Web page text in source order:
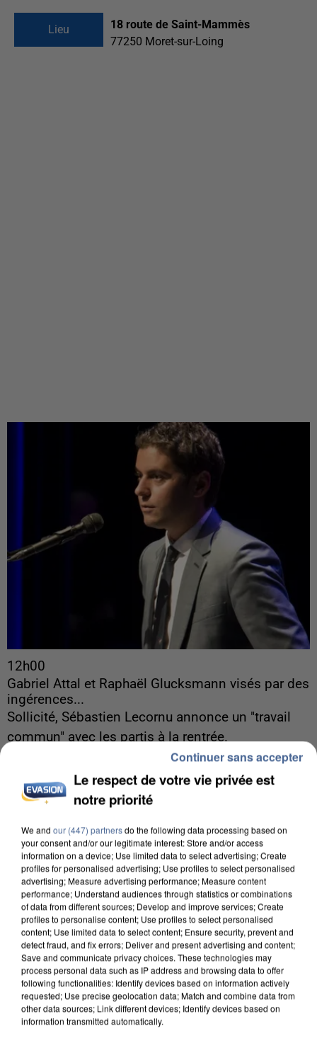
Lieu
18 route de Saint-Mammès
77250 Moret-sur-Loing
12h00
Gabriel Attal et Raphaël Glucksmann visés par des
ingérences...
Sollicité, Sébastien Lecornu annonce un "travail
commun" avec les partis à la rentrée.
7h56
Une touriste de l’Oise emportée par une coulée de
boue en Haute-Savoie
Le respect de votre vie privée est
notre priorité
We and our (447) partnersdo the following data processing based on
your consent and/or our legitimate interest: Store and/or access
information on a device; Use limited data to select advertising; Create
profiles for personalised advertising; Use profiles to select personalised
advertising; Measure advertising performance; Measure content
performance; Understand audiences through statistics or combinations
of data from different sources; Develop and improve services; Create
profiles to personalise content; Use profiles to select personalised
content; Use limited data to select content; Ensure security, prevent and
detect fraud, and fix errors; Deliver and present advertising and content;
Save and communicate privacy choices. These technologies may
process personal data such as IP address and browsing data to offer
following functionalities: Identify devices based on information actively
requested; Use precise geolocation data; Match and combine data from
other data sources; Link different devices; Identify devices based on
information transmitted automatically.
Continuer sans accepter